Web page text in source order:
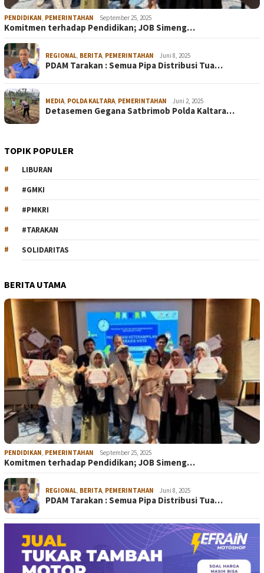
PENDIDIKAN PEMERINTAHAN September 25, 2025
Komitmen terhadap Pendidikan; JOB Simeng…
REGIONAL BERITA PEMERINTAHAN Juni 8, 2025
PDAM Tarakan : Semua Pipa Distribusi Tua…
MEDIA POLDA KALTARA PEMERINTAHAN Juni 2, 2025
Detasemen Gegana Satbrimob Polda Kaltara…
TOPIK POPULER
LIBURAN
#GMKI
#PMKRI
#TARAKAN
SOLIDARITAS
BERITA UTAMA
PENDIDIKAN PEMERINTAHAN September 25, 2025
Komitmen terhadap Pendidikan; JOB Simeng…
REGIONAL BERITA PEMERINTAHAN Juni 8, 2025
PDAM Tarakan : Semua Pipa Distribusi Tua…